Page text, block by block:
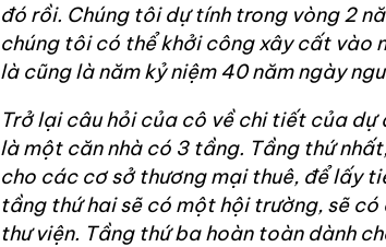
đó rồi. Chúng tôi dự tính trong vòng 2
chúng tôi có thể khởi công xây cất vào
là cũng là năm kỷ niệm 40 năm ngày
Trở lại câu hỏi của cô về chi tiết của dự
là một căn nhà có 3 tầng. Tầng thứ
cho các cơ sở thương mại thuê, để lấy
tầng thứ hai sẽ có một hội trường, sẽ
thư viện. Tầng thứ ba hoàn toàn dành